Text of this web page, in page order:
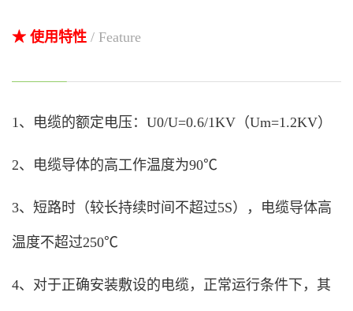
★ 使用特性 / Feature
1、电缆的额定电压：U0/U=0.6/1KV（Um=1.2KV）
2、电缆导体的高工作温度为90℃
3、短路时（较长持续时间不超过5S），电缆导体高
温度不超过250℃
4、对于正确安装敷设的电缆，正常运行条件下，其